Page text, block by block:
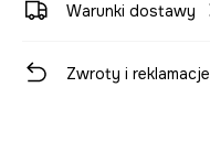
Warunki dostawy
Zwroty i reklamacje